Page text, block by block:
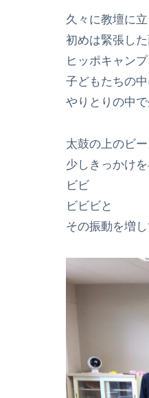
久々に教壇に立
初めは緊張した
ヒッポキャン
子どもたちの
やりとりの中
太鼓の上のビ
少しきっかけ
ビビ
ビビビと
その振動を増